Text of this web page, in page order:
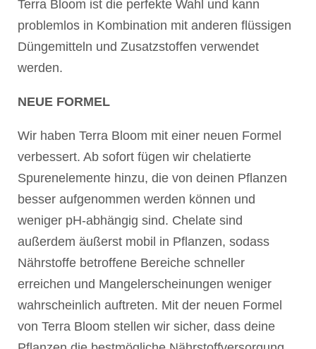
Terra Bloom ist die perfekte Wahl und kann
problemlos in Kombination mit anderen flüssigen
Düngemitteln und Zusatzstoffen verwendet
werden.
NEUE FORMEL
Wir haben Terra Bloom mit einer neuen Formel
verbessert. Ab sofort fügen wir chelatierte
Spurenelemente hinzu, die von deinen Pflanzen
besser aufgenommen werden können und
weniger pH-abhängig sind. Chelate sind
außerdem äußerst mobil in Pflanzen, sodass
Nährstoffe betroffene Bereiche schneller
erreichen und Mangelerscheinungen weniger
wahrscheinlich auftreten. Mit der neuen Formel
von Terra Bloom stellen wir sicher, dass deine